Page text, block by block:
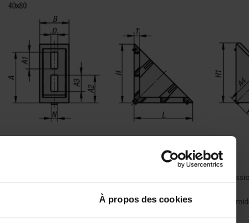
À propos des cookies
Équerre zinc injecté haute
Cache de recouvrement